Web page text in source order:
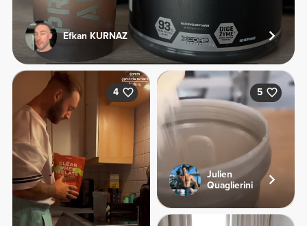
Efkan KURNAZ
4 5
Julien
Quaglierini